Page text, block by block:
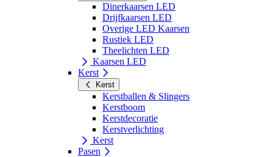
Dinerkaarsen LED
Drijfkaarsen LED
Overige LED Kaarsen
Rustiek LED
Theelichten LED
Kaarsen LED
Kerst
Kerst
Kerstballen & Slingers
Kerstboom
Kerstdecoratie
Kerstverlichting
Kerst
Pasen